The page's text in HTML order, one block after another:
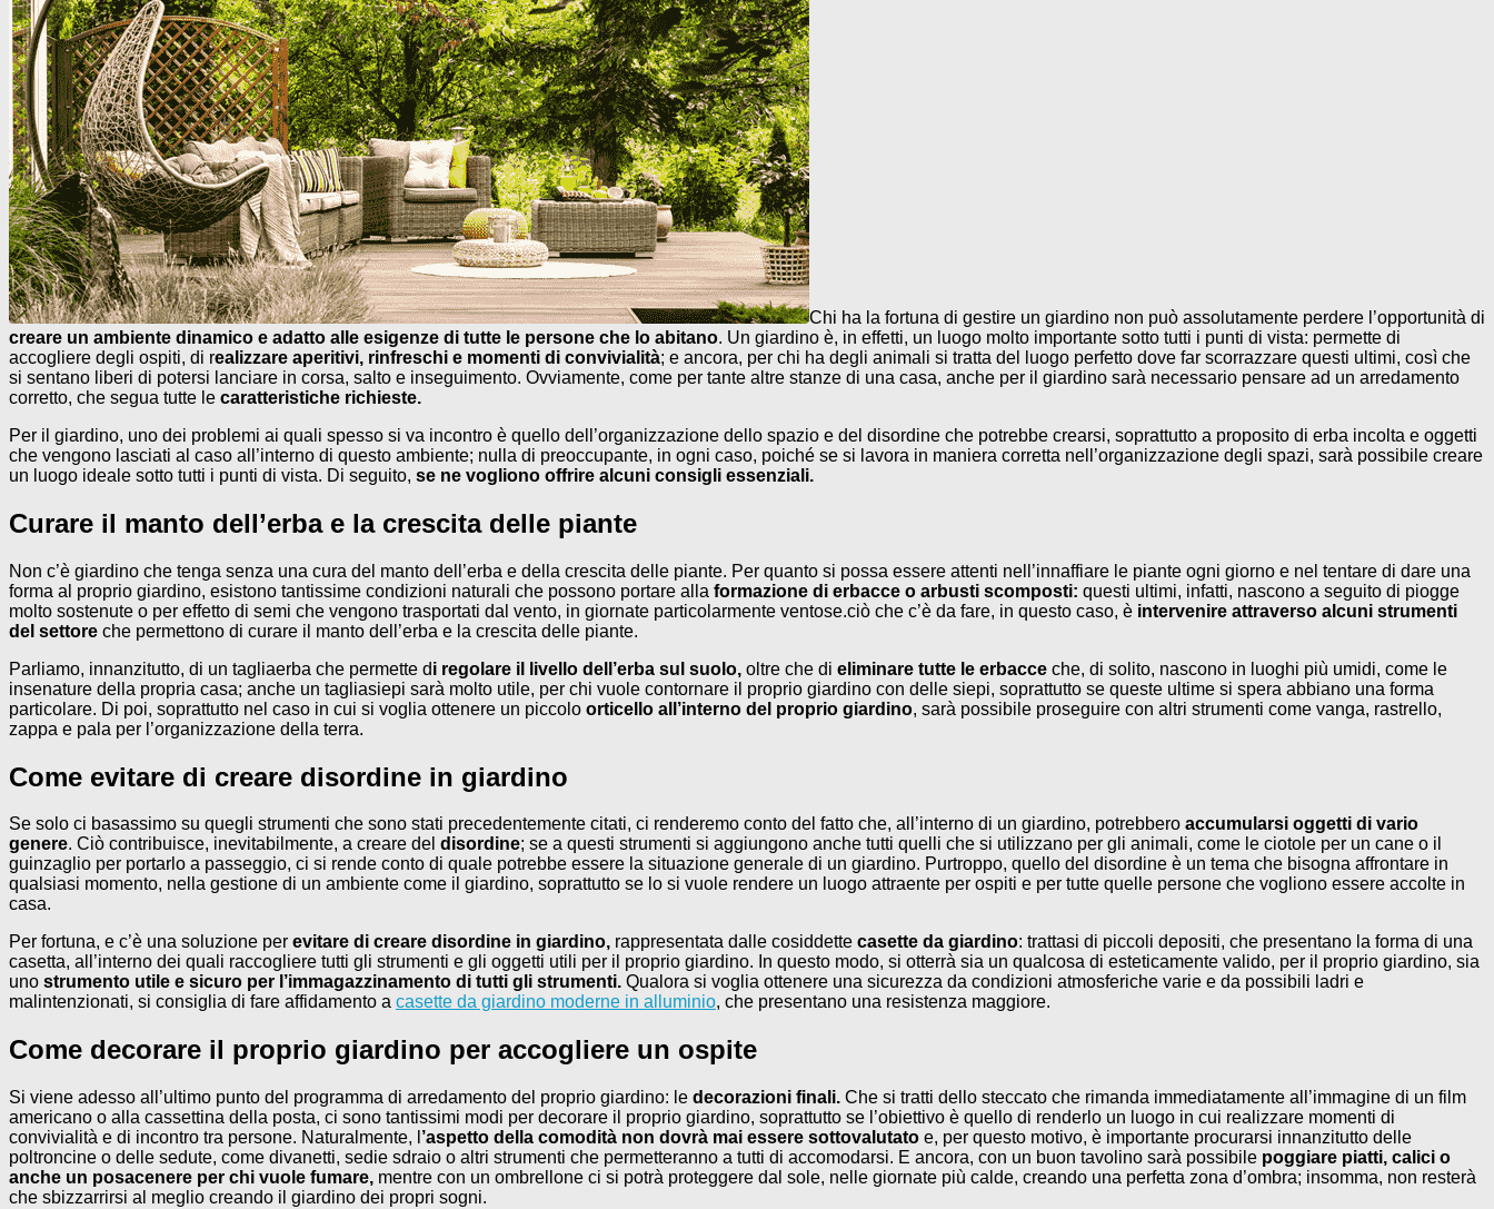
Chi ha la fortuna di gestire un giardino non può assolutamente perdere l’opportunità di
creare un ambiente dinamico e adatto alle esigenze di tutte le persone che lo abitano. Un giardino è, in effetti, un luogo molto importante sotto tutti i punti di vista: permette di
accogliere degli ospiti, di realizzare aperitivi, rinfreschi e momenti di convivialità; e ancora, per chi ha degli animali si tratta del luogo perfetto dove far scorrazzare questi ultimi, così che
si sentano liberi di potersi lanciare in corsa, salto e inseguimento. Ovviamente, come per tante altre stanze di una casa, anche per il giardino sarà necessario pensare ad un arredamento
corretto, che segua tutte le caratteristiche richieste.
Per il giardino, uno dei problemi ai quali spesso si va incontro è quello dell’organizzazione dello spazio e del disordine che potrebbe crearsi, soprattutto a proposito di erba incolta e oggetti
che vengono lasciati al caso all’interno di questo ambiente; nulla di preoccupante, in ogni caso, poiché se si lavora in maniera corretta nell’organizzazione degli spazi, sarà possibile creare
un luogo ideale sotto tutti i punti di vista. Di seguito, se ne vogliono offrire alcuni consigli essenziali.
Curare il manto dell’erba e la crescita delle piante
Non c’è giardino che tenga senza una cura del manto dell’erba e della crescita delle piante. Per quanto si possa essere attenti nell’innaffiare le piante ogni giorno e nel tentare di dare una
forma al proprio giardino, esistono tantissime condizioni naturali che possono portare alla formazione di erbacce o arbusti scomposti: questi ultimi, infatti, nascono a seguito di piogge
molto sostenute o per effetto di semi che vengono trasportati dal vento, in giornate particolarmente ventose.ciò che c’è da fare, in questo caso, è intervenire attraverso alcuni strumenti
del settore che permettono di curare il manto dell’erba e la crescita delle piante.
Parliamo, innanzitutto, di un tagliaerba che permette di regolare il livello dell’erba sul suolo, oltre che di eliminare tutte le erbacce che, di solito, nascono in luoghi più umidi, come le
insenature della propria casa; anche un tagliasiepi sarà molto utile, per chi vuole contornare il proprio giardino con delle siepi, soprattutto se queste ultime si spera abbiano una forma
particolare. Di poi, soprattutto nel caso in cui si voglia ottenere un piccolo orticello all’interno del proprio giardino, sarà possibile proseguire con altri strumenti come vanga, rastrello,
zappa e pala per l’organizzazione della terra.
Come evitare di creare disordine in giardino
Se solo ci basassimo su quegli strumenti che sono stati precedentemente citati, ci renderemo conto del fatto che, all’interno di un giardino, potrebbero accumularsi oggetti di vario
genere. Ciò contribuisce, inevitabilmente, a creare del disordine; se a questi strumenti si aggiungono anche tutti quelli che si utilizzano per gli animali, come le ciotole per un cane o il
guinzaglio per portarlo a passeggio, ci si rende conto di quale potrebbe essere la situazione generale di un giardino. Purtroppo, quello del disordine è un tema che bisogna affrontare in
qualsiasi momento, nella gestione di un ambiente come il giardino, soprattutto se lo si vuole rendere un luogo attraente per ospiti e per tutte quelle persone che vogliono essere accolte in
casa.
Per fortuna, e c’è una soluzione per evitare di creare disordine in giardino, rappresentata dalle cosiddette casette da giardino: trattasi di piccoli depositi, che presentano la forma di una
casetta, all’interno dei quali raccogliere tutti gli strumenti e gli oggetti utili per il proprio giardino. In questo modo, si otterrà sia un qualcosa di esteticamente valido, per il proprio giardino, sia
uno strumento utile e sicuro per l’immagazzinamento di tutti gli strumenti. Qualora si voglia ottenere una sicurezza da condizioni atmosferiche varie e da possibili ladri e
malintenzionati, si consiglia di fare affidamento a casette da giardino moderne in alluminio, che presentano una resistenza maggiore.
Come decorare il proprio giardino per accogliere un ospite
Si viene adesso all’ultimo punto del programma di arredamento del proprio giardino: le decorazioni finali. Che si tratti dello steccato che rimanda immediatamente all’immagine di un film
americano o alla cassettina della posta, ci sono tantissimi modi per decorare il proprio giardino, soprattutto se l’obiettivo è quello di renderlo un luogo in cui realizzare momenti di
convivialità e di incontro tra persone. Naturalmente, l ’aspetto della comodità non dovrà mai essere sottovalutato e, per questo motivo, è importante procurarsi innanzitutto delle
poltroncine o delle sedute, come divanetti, sedie sdraio o altri strumenti che permetteranno a tutti di accomodarsi. E ancora, con un buon tavolino sarà possibile poggiare piatti, calici o
anche un posacenere per chi vuole fumare, mentre con un ombrellone ci si potrà proteggere dal sole, nelle giornate più calde, creando una perfetta zona d’ombra; insomma, non resterà
che sbizzarrirsi al meglio creando il giardino dei propri sogni.